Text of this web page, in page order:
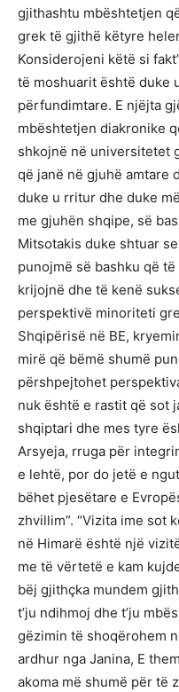
gjithashtu mbështetjen
grek të gjithë këtyre
Konsiderojeni këtë si
të moshuarit është duke
përfundimtare. E njëjta
mbështetjen diakronike
shkojnë në universitetet
që janë në gjuhë amtare
duke u rritur dhe duke
me gjuhën shqipe, së
Mitsotakis duke shtuar
punojmë së bashku që
krijojnë dhe të kenë
perspektivë minoriteti
Shqipërisë në BE,
mirë që bëmë shumë
përshpejtohet
nuk është e rastit që sot
shqiptari dhe mes tyre
Arsyeja, rruga për
e lehtë, por do jetë e
bëhet pjesëtare e
zhvillim”. “Vizita ime sot
në Himarë është një
me të vërtetë e kam
bëj gjithçka mundem
t’ju ndihmoj dhe t’ju
gëzimin të shoqërohem
ardhur nga Janina, E
akoma më shumë për të